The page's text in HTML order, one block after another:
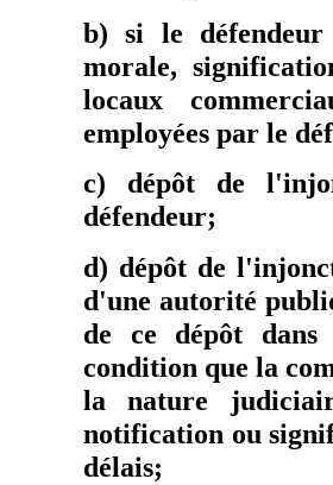
b) si le défendeur
morale,
locaux
employées par le
c) dépôt de
défendeur;
d) dépôt de
d'une autorité
de ce dépôt
condition que la
la nature
notification ou
délais;